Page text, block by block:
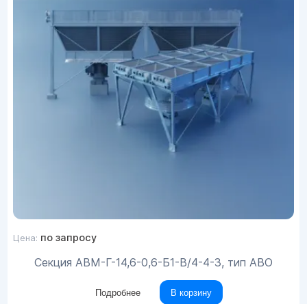
Цена: по запросу
Секция АВМ-Г-14,6-0,6-Б1-В/4-4-3, тип АВО
Подробнее В корзину